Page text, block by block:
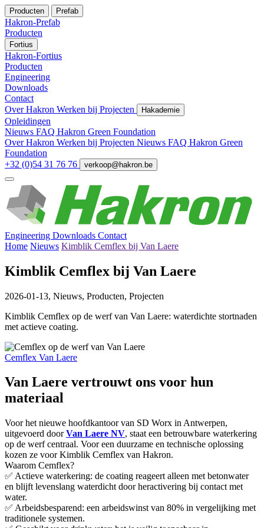
Producten Prefab
Hakron-Prefab
Producten
Fortius
Hakron-Fortius
Producten
Engineering
Downloads
Contact
Over Hakron Werken bij Projecten Hakademie
Opleidingen
Nieuws FAQ Hakron Green Foundation
Over Hakron Werken bij Projecten Nieuws FAQ Hakron Green
Foundation
+32 (0)54 31 76 76
verkoop@hakron.be
Engineering Downloads Contact
Home Nieuws Kimblik Cemflex bij Van Laere
Kimblik Cemflex bij Van Laere
2026-01-13, Nieuws, Producten, Projecten
Kimblik Cemflex op de werf van Van Laere: waterdichte stortnaden
met actieve coating.
Cemflex Van Laere
Van Laere vertrouwt ons voor hun
materiaal
Voor het nieuwe hoofdkantoor van SD Worx in Antwerpen,
uitgevoerd doorVan Laere NV, staat een betrouwbare waterkering
op de werf centraal. Voor een duurzame en technische oplossing
kozen ze voor Kimblik Cemflex van Hakron.
Waarom Cemflex?
✅ Actieve waterkering: de coating reageert alleen met betonwater
en blijft levenslang waterdicht door heractivering bij contact met
water.
✅ Arbeidsbesparend: een arbeidswinst van 80% in vergelijking met
traditionele systemen.